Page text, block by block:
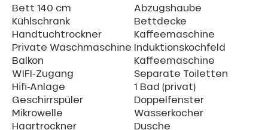
Bett 140 cm
Kühlschrank
Handtuchtrockner
Private Waschmaschine
Balkon
WIFI-Zugang
Hifi-Anlage
Geschirrspüler
Mikrowelle
Haartrockner
Abzugshaube
Bettdecke
Kaffeemaschine
Induktionskochfeld
Kaffeemaschine
Separate Toiletten
1 Bad (privat)
Doppelfenster
Wasserkocher
Dusche